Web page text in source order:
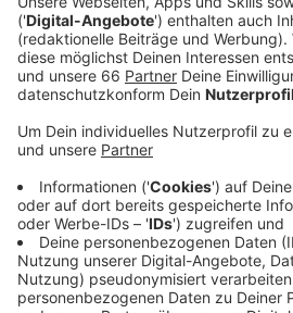
Wer vor Ort ausleihen möchte,
Zugang in der
Stadtteilbüchereien gegen eine
austauschen.
Veröffentlicht:Donnerstag,
Anzeige
Auch damit sind alle Online-
Direkt vor Ort können sich